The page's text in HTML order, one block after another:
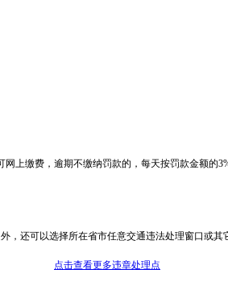
上缴费，逾期不缴纳罚款的，每天按罚款金额
还可以选择所在省市任意交通违法处理窗口或其
点击查看更多违章处理点